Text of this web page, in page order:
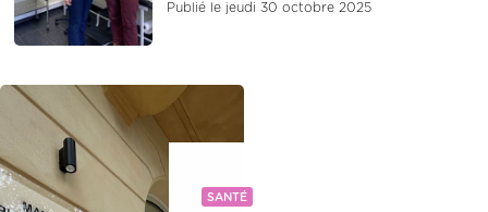
Publié le jeudi 30 octobre 2025
SANTÉ